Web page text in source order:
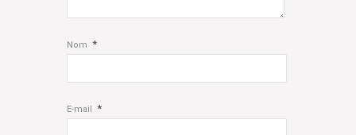
Nom *
E-mail *